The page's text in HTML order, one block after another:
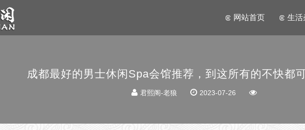
网站首页 生活
成都最好的男士休闲Spa会馆推荐，到这所有的不快都
君熙阁-老狼 2023-07-26